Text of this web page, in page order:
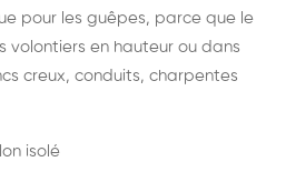
pour les guêpes, parce que le
volontiers en hauteur ou dans
creux, conduits, charpentes
isolé